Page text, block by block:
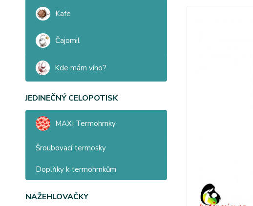
Kafe
Čajomil
Kde mám víno?
JEDINEČNÝ CELOPOTISK
MAXI Termohrnky
Šroubovací termosky
Doplňky k termohrnkům
NAŽEHLOVAČKY